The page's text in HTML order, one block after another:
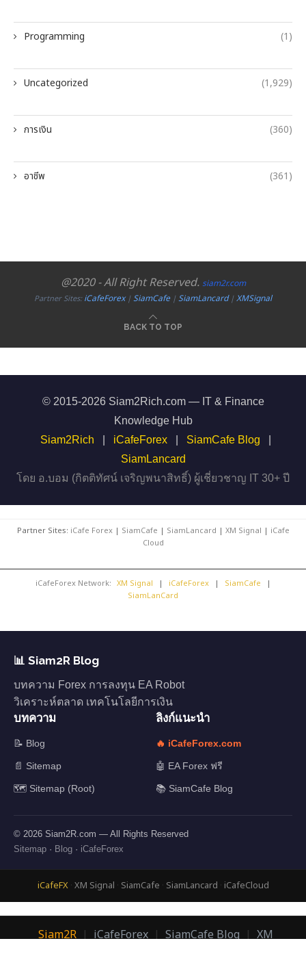
Programming (1)
Uncategorized (1,929)
การเงิน (360)
อาชีพ (361)
@2020 - All Right Reserved. siam2r.com
Partner Sites:iCafeForex|SiamCafe|SiamLancard|XMSignal
BACK TO TOP
© 2015-2026 Siam2Rich.com — IT & Finance
Knowledge Hub
Siam2Rich
iCafeForex SiamCafe Blog
SiamLancard
โดย อ.บอม (กิตติทัศน์ เจริญพนาสิทธิ์) ผู้เชี่ยวชาญ IT 30+ ปี
Partner Sites: iCafe Forex| SiamCafe | SiamLancard | XM Signal | iCafe
Cloud
iCafeForex Network: XM Signal | iCafeForex | SiamCafe
|
SiamLanCard
📊 Siam2R Blog
บทความ Forex การลงทุน EA Robot
วิเคราะห์ตลาด เทคโนโลยีการเงิน
บทความ
📝 Blog
📄 Sitemap
🗺️ Sitemap (Root)
ลิงก์แนะนำ
🔥 iCafeForex.com
🤖 EA Forex ฟรี
📚 SiamCafe Blog
© 2026 Siam2R.com — All Rights Reserved
Sitemap · Blog · iCafeForex
iCafeFX· XM Signal · SiamCafe · SiamLancard · iCafeCloud
Siam2R | iCafeForex | SiamCafe Blog | XM